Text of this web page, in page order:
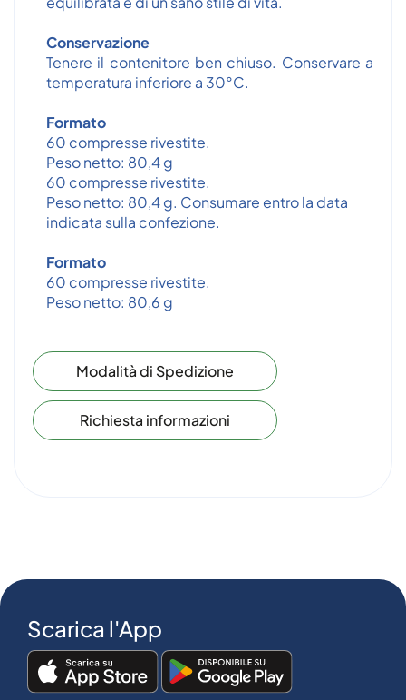
Conservazione
Tenere il contenitore ben chiuso. Conservare a
temperatura inferiore a 30°C.
Formato
60 compresse rivestite.
Peso netto: 80,4 g
60 compresse rivestite.
Peso netto: 80,4 g. Consumare entro la data
indicata sulla confezione.
Formato
60 compresse rivestite.
Peso netto: 80,6 g
Modalità di Spedizione
Richiesta informazioni
Scarica l'App